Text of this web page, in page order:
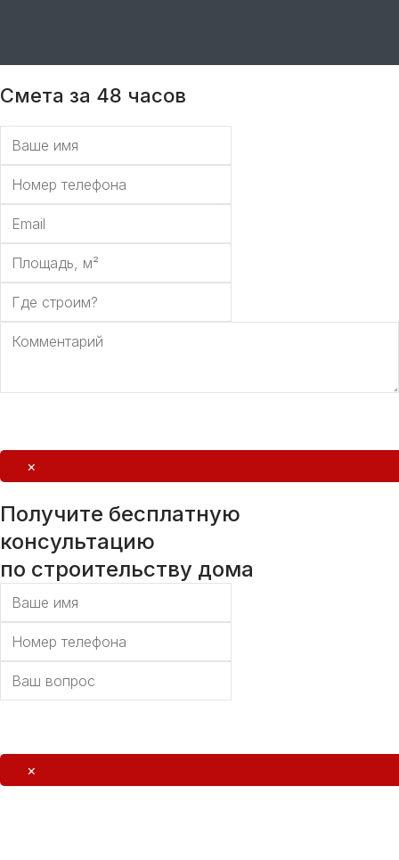
Смета за 48 часов
×
Получите бесплатную
консультацию
по строительству дома
×